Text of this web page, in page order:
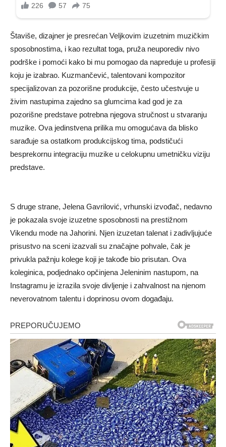
Štaviše, dizajner je presrećan Veljkovim izuzetnim muzičkim
sposobnostima, i kao rezultat toga, pruža neuporediv nivo
podrške i pomoći kako bi mu pomogao da napreduje u profesiji
koju je izabrao. Kuzmančević, talentovani kompozitor
specijalizovan za pozorišne produkcije, često učestvuje u
živim nastupima zajedno sa glumcima kad god je za
pozorišne predstave potrebna njegova stručnost u stvaranju
muzike. Ova jedinstvena prilika mu omogućava da blisko
sarađuje sa ostatkom produkcijskog tima, podstičući
besprekornu integraciju muzike u celokupnu umetničku viziju
predstave.
S druge strane, Jelena Gavrilović, vrhunski izvođač, nedavno
je pokazala svoje izuzetne sposobnosti na prestižnom
Vikendu mode na Jahorini. Njen izuzetan talenat i zadivljujuće
prisustvo na sceni izazvali su značajne pohvale, čak je
privukla pažnju kolege koji je takođe bio prisutan. Ova
koleginica, podjednako opčinjena Jeleninim nastupom, na
Instagramu je izrazila svoje divljenje i zahvalnost na njenom
neverovatnom talentu i doprinosu ovom događaju.